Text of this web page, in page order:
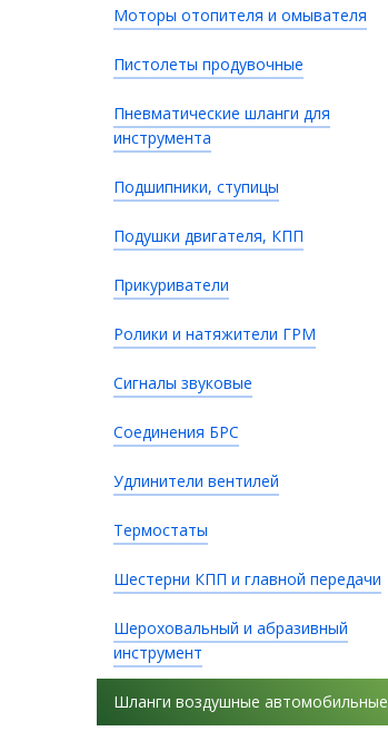
Моторы отопителя и омывателя
Пистолеты продувочные
Пневматические шланги для
инструмента
Подшипники, ступицы
Подушки двигателя, КПП
Прикуриватели
Ролики и натяжители ГРМ
Сигналы звуковые
Соединения БРС
Удлинители вентилей
Термостаты
Шестерни КПП и главной передачи
Шероховальный и абразивный
инструмент
Шланги воздушные автомобильные